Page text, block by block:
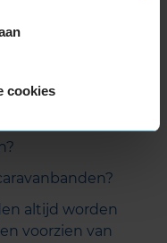
cookies
op
altijd worden
voorzien van